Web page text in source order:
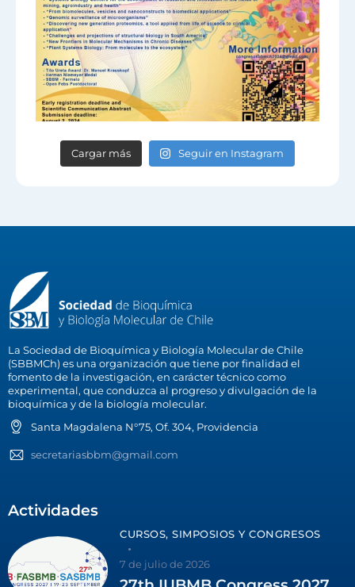
Cargar más Seguir en Instagram
La Sociedad de Bioquímica y Biología Molecular de Chile
(SBBMCh) es una organización que tiene por finalidad el
fomento de la investigación, en carácter técnico como
experimental, que conduzca al progreso y divulgación de la
bioquímica y de la biología molecular.
Santa Magdalena N°75, Of. 304, Providencia
secretariasbbm@gmail.com
Actividades
CURSOS, SIMPOSIOS Y CONGRESOS
7 de julio de 2026